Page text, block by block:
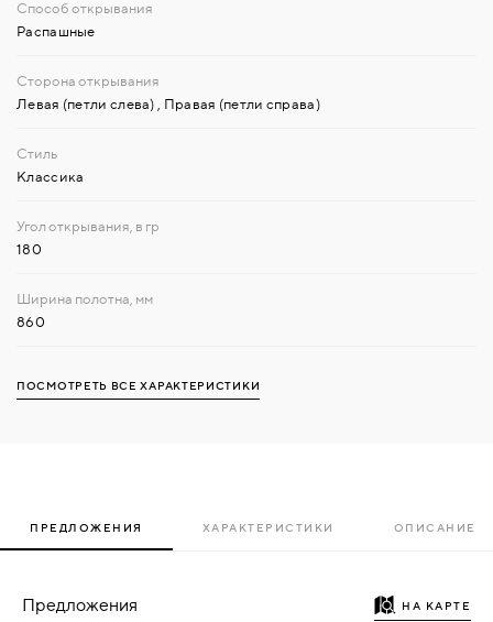
Распашные
Левая (петли слева) Правая (петли справа)
Классика
180
860
ПОСМОТРЕТЬ ВСЕ ХАРАКТЕРИСТИКИ
ПРЕДЛОЖЕНИЯ ХАРАКТЕРИСТИКИ ОПИСАНИЕ
Предложения НА КАРТЕ